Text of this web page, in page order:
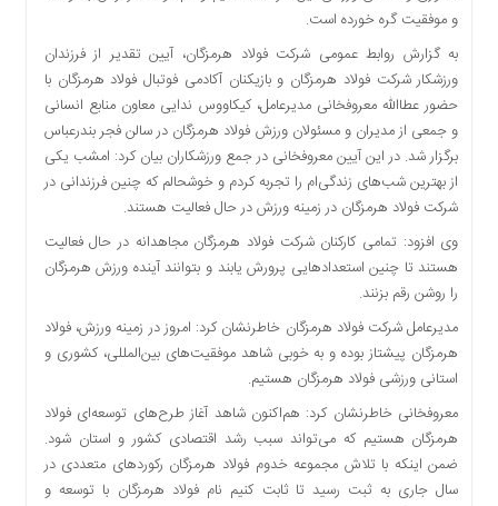
فناوری
منظقه
دسترسی
سریع
تماس
درباره
کتاب
پلیس،امنیت
جامعه
رسید
و موفقیت گره خورده است.
به گزارش روابط عمومی شرکت فولاد هرمزگان، آیین تقدیر از فرزندان
ورزشکار شرکت فولاد هرمزگان و بازیکنان آکادمی فوتبال فولاد هرمزگان با
حضور عطاالله معروفخانی مدیرعامل، کیکاووس ندایی معاون منابع انسانی
و جمعی از مدیران و مسئولان ورزش فولاد هرمزگان در سالن فجر بندرعباس
برگزار شد. در این آیین معروفخانی در جمع ورزشکاران بیان کرد: امشب یکی
از بهترین شب‌های زندگی‌ام را تجربه کردم و خوشحالم که چنین فرزندانی در
شرکت فولاد هرمزگان در زمینه ورزش در حال فعالیت هستند.
وی افزود: تمامی کارکنان شرکت فولاد هرمزگان مجاهدانه در حال فعالیت
هستند تا چنین استعدادهایی پرورش یابند و بتوانند آینده ورزش هرمزگان
را روشن رقم بزنند.
مدیرعامل شرکت فولاد هرمزگان خاطرنشان کرد: امروز در زمینه ورزش، فولاد
هرمزگان پیشتاز بوده و به خوبی شاهد موفقیت‌های بین‌المللی، کشوری و
استانی ورزشی فولاد هرمزگان هستیم.
معروفخانی خاطرنشان کرد: هم‌اکنون شاهد آغاز طرح‌های توسعه‌ای فولاد
هرمزگان هستیم که می‌تواند سبب رشد اقتصادی کشور و استان شود.
ضمن اینکه با تلاش مجموعه خدوم فولاد هرمزگان رکوردهای متعددی در
سال جاری به ثبت رسید تا ثابت کنیم نام فولاد هرمزگان با توسعه و